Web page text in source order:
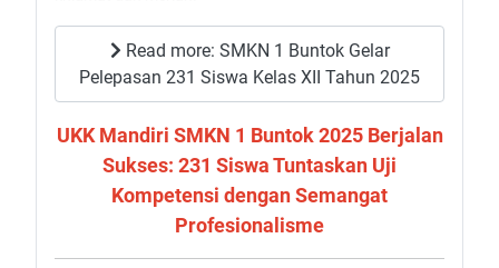
Read more: SMKN 1 Buntok Gelar
Pelepasan 231 Siswa Kelas XII Tahun 2025
UKK Mandiri SMKN 1 Buntok 2025 Berjalan
Sukses: 231 Siswa Tuntaskan Uji
Kompetensi dengan Semangat
Profesionalisme